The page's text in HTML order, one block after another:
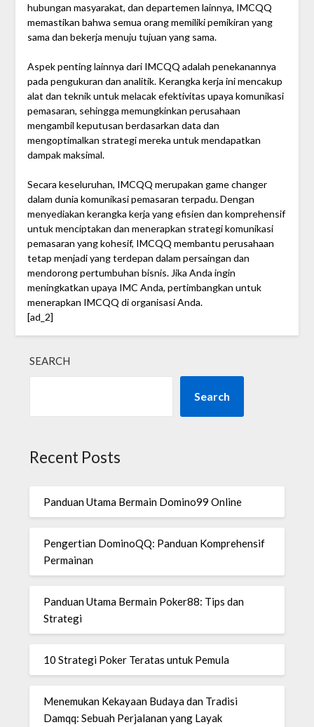
hubungan masyarakat, dan departemen lainnya, IMCQQ
memastikan bahwa semua orang memiliki pemikiran yang
sama dan bekerja menuju tujuan yang sama.
Aspek penting lainnya dari IMCQQ adalah penekanannya
pada pengukuran dan analitik. Kerangka kerja ini mencakup
alat dan teknik untuk melacak efektivitas upaya komunikasi
pemasaran, sehingga memungkinkan perusahaan
mengambil keputusan berdasarkan data dan
mengoptimalkan strategi mereka untuk mendapatkan
dampak maksimal.
Secara keseluruhan, IMCQQ merupakan game changer
dalam dunia komunikasi pemasaran terpadu. Dengan
menyediakan kerangka kerja yang efisien dan komprehensif
untuk menciptakan dan menerapkan strategi komunikasi
pemasaran yang kohesif, IMCQQ membantu perusahaan
tetap menjadi yang terdepan dalam persaingan dan
mendorong pertumbuhan bisnis. Jika Anda ingin
meningkatkan upaya IMC Anda, pertimbangkan untuk
menerapkan IMCQQ di organisasi Anda.
[ad_2]
SEARCH
Search
Recent Posts
Panduan Utama Bermain Domino99 Online
Pengertian DominoQQ: Panduan Komprehensif
Permainan
Panduan Utama Bermain Poker88: Tips dan
Strategi
10 Strategi Poker Teratas untuk Pemula
Menemukan Kekayaan Budaya dan Tradisi
Damqq: Sebuah Perjalanan yang Layak